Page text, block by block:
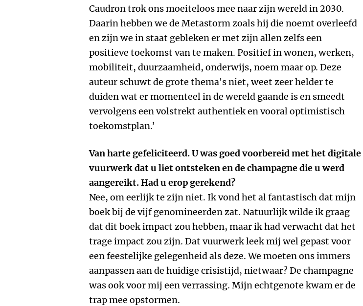
Caudron trok ons moeiteloos mee naar zijn wereld in 2030.
Daarin hebben we de Metastorm zoals hij die noemt overleefd
en zijn we in staat gebleken er met zijn allen zelfs een
positieve toekomst van te maken. Positief in wonen, werken,
mobiliteit, duurzaamheid, onderwijs, noem maar op. Deze
auteur schuwt de grote thema's niet, weet zeer helder te
duiden wat er momenteel in de wereld gaande is en smeedt
vervolgens een volstrekt authentiek en vooral optimistisch
toekomstplan.’
Van harte gefeliciteerd. U was goed voorbereid met het digitale
vuurwerk dat u liet ontsteken en de champagne die u werd
aangereikt. Had u erop gerekend?
Nee, om eerlijk te zijn niet. Ik vond het al fantastisch dat mijn
boek bij de vijf genomineerden zat. Natuurlijk wilde ik graag
dat dit boek impact zou hebben, maar ik had verwacht dat het
trage impact zou zijn. Dat vuurwerk leek mij wel gepast voor
een feestelijke gelegenheid als deze. We moeten ons immers
aanpassen aan de huidige crisistijd, nietwaar? De champagne
was ook voor mij een verrassing. Mijn echtgenote kwam er de
trap mee opstormen.